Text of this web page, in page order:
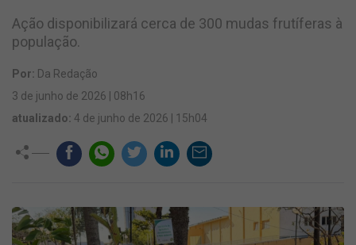
Ação disponibilizará cerca de 300 mudas frutíferas à
população.
Por: Da Redação
3 de junho de 2026 | 08h16
atualizado: 4 de junho de 2026 | 15h04